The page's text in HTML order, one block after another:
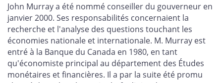
John Murray a été nommé conseiller du gouverneur en
janvier 2000. Ses responsabilités concernaient la
recherche et l'analyse des questions touchant les
économies nationale et internationale. M. Murray est
entré à la Banque du Canada en 1980, en tant
qu'économiste principal au département des Études
monétaires et financières. Il a par la suite été promu